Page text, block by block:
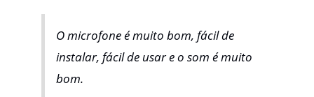
O microfone é muito bom, fácil de
instalar, fácil de usar e o som é muito
bom.